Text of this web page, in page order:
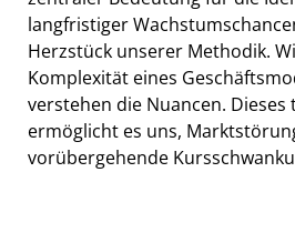
langfristiger
Herzstück unserer Methodik.
Komplexität eines
verstehen die Nuancen. Dieses
ermöglicht es uns,
vorübergehende